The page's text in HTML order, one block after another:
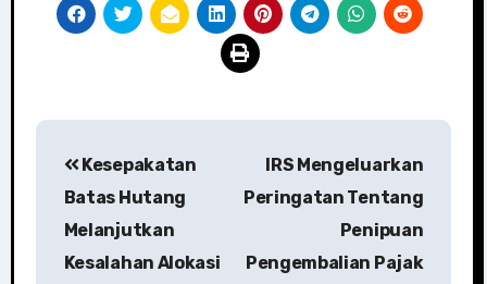
navigation
Kesepakatan
Batas Hutang
Melanjutkan
Kesalahan Alokasi
IRS Mengeluarkan
Peringatan Tentang
Penipuan
Pengembalian Pajak